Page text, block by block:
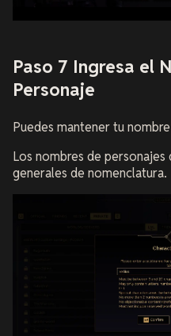
Paso 7 Ingresa el
Personaje
Puedes mantener tu
Los nombres de personajes
generales de nomenclatura.